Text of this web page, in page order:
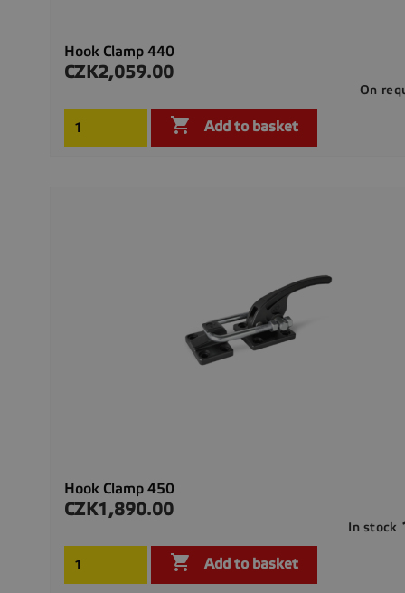
Hook Clamp 440
Price
CZK2,059.00
On
 Add to basket
Hook Clamp 450
Price
CZK1,890.00
In stock
 Add to basket